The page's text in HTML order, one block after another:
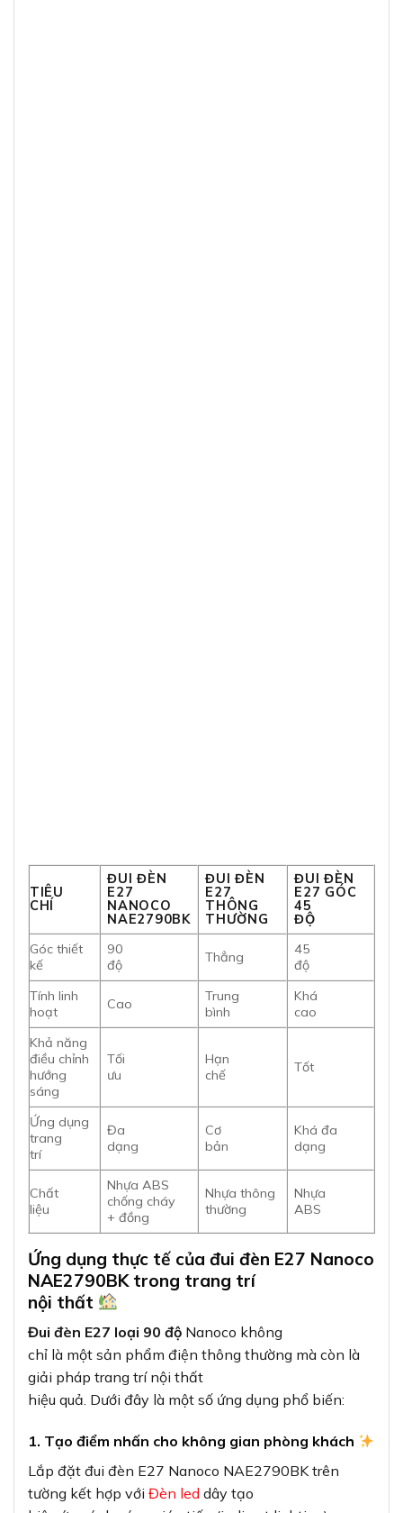
TIÊU
CHÍ
ĐUI ĐÈN
E27
NANOCO
NAE2790BK
ĐUI ĐÈN
E27
THÔNG
THƯỜNG
ĐUI ĐÈN
E27 GÓC
45
ĐỘ
Góc thiết
kế
90
độ
Thẳng
45
độ
Tính linh
hoạt
Cao
Trung
bình
Khá
cao
Khả năng
điều chỉnh
hướng
sáng
Tối
ưu
Hạn
chế
Tốt
Ứng dụng
trang
trí
Đa
dạng
Cơ
bản
Khá đa
dạng
Chất
liệu
Nhựa ABS
chống cháy
+ đồng
Nhựa thông
thường
Nhựa
ABS
Ứng dụng thực tế của đui đèn E27 Nanoco
NAE2790BK trong trang trí
nội thất
Đui đèn E27 loại 90 độ Nanoco không
chỉ là một sản phẩm điện thông thường mà còn là
giải pháp trang trí nội thất
hiệu quả. Dưới đây là một số ứng dụng phổ biến:
1. Tạo điểm nhấn cho không gian phòng khách
Lắp đặt đui đèn E27 Nanoco NAE2790BK trên
tường kết hợp với Đèn led dây tạo